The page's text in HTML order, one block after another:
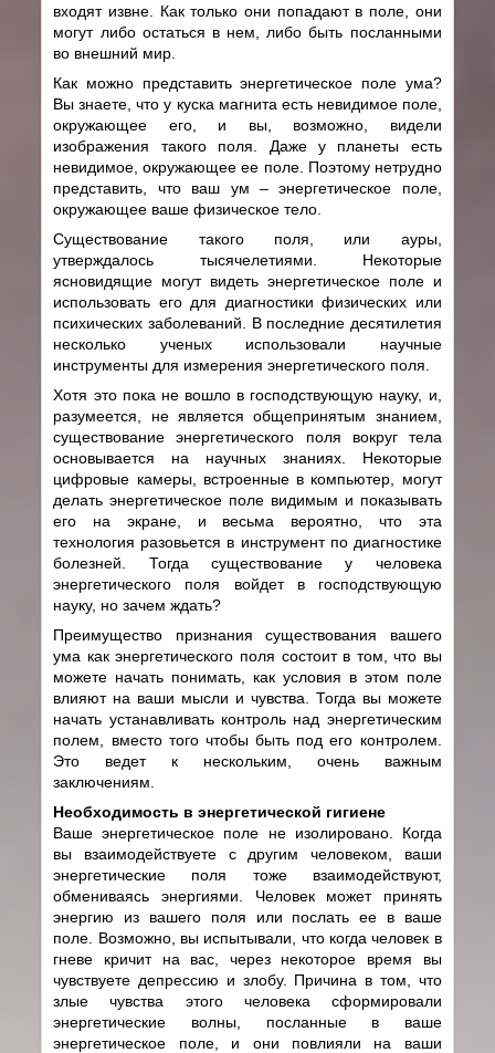
входят извне. Как только они попадают в поле, они
могут либо остаться в нем, либо быть посланными
во внешний мир.
Как можно представить энергетическое поле ума?
Вы знаете, что у куска магнита есть невидимое поле,
окружающее его, и вы, возможно, видели
изображения такого поля. Даже у планеты есть
невидимое, окружающее ее поле. Поэтому нетрудно
представить, что ваш ум – энергетическое поле,
окружающее ваше физическое тело.
Существование такого поля, или ауры,
утверждалось тысячелетиями. Некоторые
ясновидящие могут видеть энергетическое поле и
использовать его для диагностики физических или
психических заболеваний. В последние десятилетия
несколько ученых использовали научные
инструменты для измерения энергетического поля.
Хотя это пока не вошло в господствующую науку, и,
разумеется, не является общепринятым знанием,
существование энергетического поля вокруг тела
основывается на научных знаниях. Некоторые
цифровые камеры, встроенные в компьютер, могут
делать энергетическое поле видимым и показывать
его на экране, и весьма вероятно, что эта
технология разовьется в инструмент по диагностике
болезней. Тогда существование у человека
энергетического поля войдет в господствующую
науку, но зачем ждать?
Преимущество признания существования вашего
ума как энергетического поля состоит в том, что вы
можете начать понимать, как условия в этом поле
влияют на ваши мысли и чувства. Тогда вы можете
начать устанавливать контроль над энергетическим
полем, вместо того чтобы быть под его контролем.
Это ведет к нескольким, очень важным
заключениям.
Необходимость в энергетической гигиене
Ваше энергетическое поле не изолировано. Когда
вы взаимодействуете с другим человеком, ваши
энергетические поля тоже взаимодействуют,
обмениваясь энергиями. Человек может принять
энергию из вашего поля или послать ее в ваше
поле. Возможно, вы испытывали, что когда человек в
гневе кричит на вас, через некоторое время вы
чувствуете депрессию и злобу. Причина в том, что
злые чувства этого человека сформировали
энергетические волны, посланные в ваше
энергетическое поле, и они повлияли на ваши